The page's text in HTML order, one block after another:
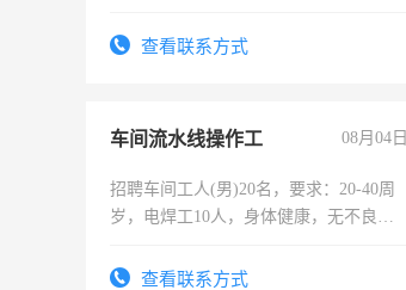
查看联系方式
车间流水线操作工 08月04日
招聘车间工人(男)20名，要求：20-40周
岁，电焊工10人，身体健康，无不良嗜
宿，免费发放劳保用品，两班倒，每月
查看联系方式